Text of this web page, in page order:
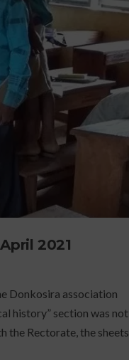
2021
Donkosira association
history” section was not
the Rectorate, the sheets